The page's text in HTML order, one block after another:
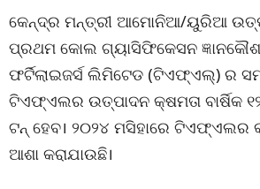
କେନ୍ଦ୍ର ମନ୍ତ୍ରୀ ଆମୋନିଆ/ୟୁରିଆ
ପ୍ରଥମ କୋଲ ଗ୍ୟାସିଫିକେସନ
ଫର୍ଟିଲାଇଜର୍ସ ଲିମିଟେଡ (ଟିଏଫ୍ଏଲ୍) ର
ଟିଏଫ୍ଏଲର ଉତ୍ପାଦନ କ୍ଷମତା ବାର୍ଷିକ
ଟନ୍ ହେବ। ୨୦୨୪ ମସିହାରେ ଟିଏଫ୍ଏଲର
ଆଶା କରାଯାଉଛି।